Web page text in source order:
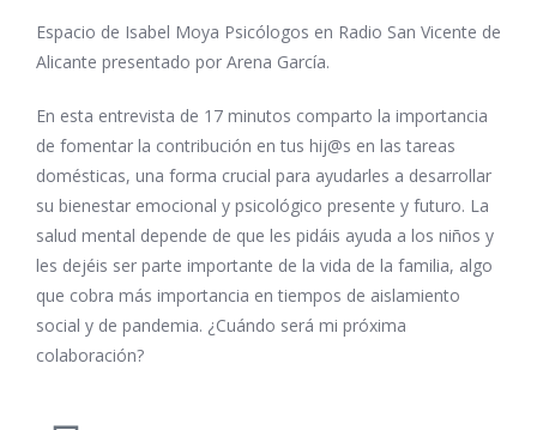
Espacio de Isabel Moya Psicólogos en Radio San Vicente de
Alicante presentado por Arena García.
En esta entrevista de 17 minutos comparto la importancia
de fomentar la contribución en tus hij@s en las tareas
domésticas, una forma crucial para ayudarles a desarrollar
su bienestar emocional y psicológico presente y futuro. La
salud mental depende de que les pidáis ayuda a los niños y
les dejéis ser parte importante de la vida de la familia, algo
que cobra más importancia en tiempos de aislamiento
social y de pandemia. ¿Cuándo será mi próxima
colaboración?